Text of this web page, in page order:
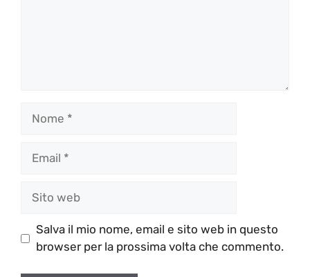
Salva il mio nome, email e sito web in questo
browser per la prossima volta che commento.